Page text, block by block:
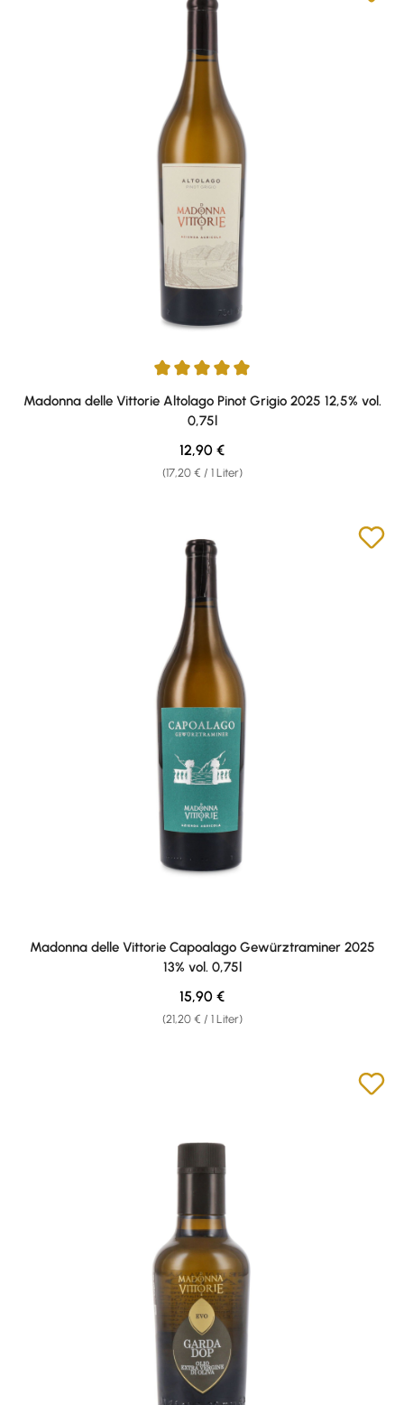
Durchschnittliche Bewertung von 5 von 5 Sternen
Madonna delle Vittorie Altolago Pinot Grigio 2025 12,5% vol.
0,75l
(17,20 € / 1 Liter)
Regulärer Preis:
12,90 €
Madonna delle Vittorie Capoalago Gewürztraminer 2025
13% vol. 0,75l
(21,20 € / 1 Liter)
Regulärer Preis:
15,90 €